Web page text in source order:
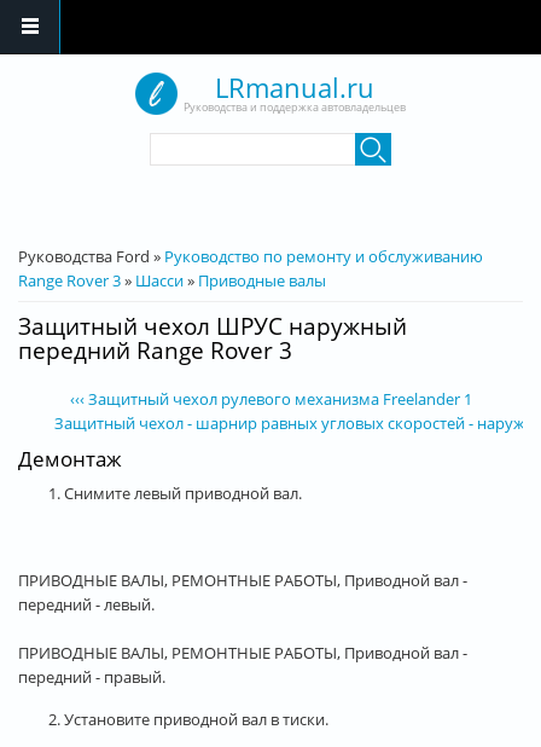
LRmanual.ru
Руководства и поддержка автовладельцев
Вы здесь
Руководства Ford » Руководство по ремонту и обслуживанию
Range Rover 3» Шасси» Приводные валы
Защитный чехол ШРУС наружный
передний Range Rover 3
‹‹‹ Защитный чехол рулевого механизма Freelander 1
Защитный чехол - шарнир равных угловых скоростей -
Демонтаж
1. Снимите левый приводной вал.
ПРИВОДНЫЕ ВАЛЫ, РЕМОНТНЫЕ РАБОТЫ, Приводной вал -
передний - левый.
ПРИВОДНЫЕ ВАЛЫ, РЕМОНТНЫЕ РАБОТЫ, Приводной вал -
передний - правый.
2. Установите приводной вал в тиски.